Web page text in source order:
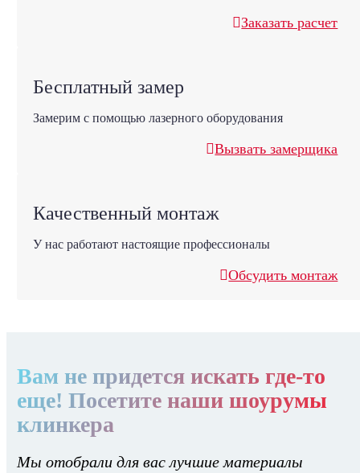
Заказать расчет
Бесплатный замер
Замерим с помощью лазерного оборудования
Вызвать замерщика
Качественный монтаж
У нас работают настоящие профессионалы
Обсудить монтаж
Вам не придется искать где-то
еще! Посетите наши шоурумы
клинкера
Мы отобрали для вас лучшие материалы